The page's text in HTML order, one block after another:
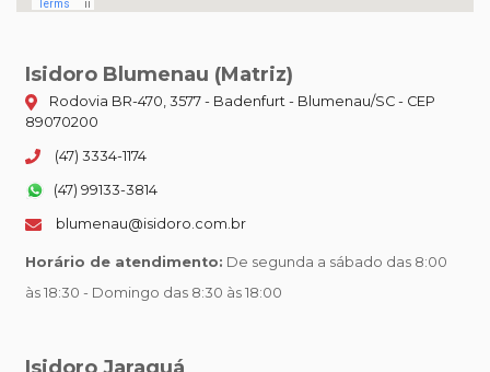
Isidoro Blumenau (Matriz)
Rodovia BR-470, 3577 - Badenfurt - Blumenau/SC - CEP
89070200
(47) 3334-1174
(47) 99133-3814
blumenau@isidoro.com.br
Horário de atendimento: De segunda a sábado das 8:00
às 18:30 - Domingo das 8:30 às 18:00